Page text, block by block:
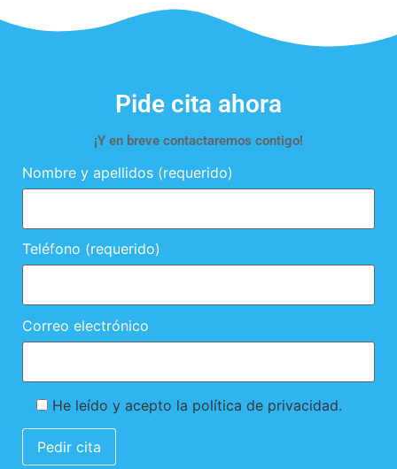
Pide cita ahora
¡Y en breve contactaremos contigo!
Nombre y apellidos (requerido)
Teléfono (requerido)
Correo electrónico
He leído y acepto la política de privacidad.